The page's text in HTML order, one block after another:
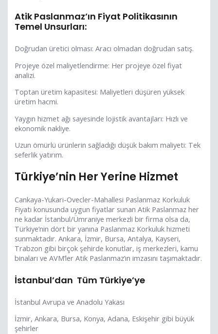
Atik Paslanmaz’ın Fiyat Politikasının
Temel Unsurları:
Doğrudan üretici olması: Aracı olmadan doğrudan satış.
Projeye özel maliyetlendirme: Her projeye özel fiyat
analizi.
Toptan üretim kapasitesi: Maliyetleri düşüren yüksek
üretim hacmi.
Yaygın hizmet ağı sayesinde lojistik avantajları: Hızlı ve
ekonomik nakliye.
Uzun ömürlü ürünlerin sağladığı düşük bakım maliyeti: Tek
seferlik yatırım.
Türkiye’nin Her Yerine Hizmet
Cankaya-Yukari-Ovecler-Mahallesi Paslanmaz Korkuluk
Fiyatı konusunda uygun fiyatlar sunan Atik Paslanmaz her
ne kadar İstanbul/Ümraniye merkezli bir firma olsa da,
Türkiye’nin dört bir yanına Paslanmaz Korkuluk hizmeti
sunmaktadır. Ankara, İzmir, Bursa, Antalya, Kayseri,
Trabzon gibi birçok şehirde konutlar, iş merkezleri, kamu
binaları ve AVM’ler Atik Paslanmaz’ın imzasını taşımaktadır.
İstanbul’dan Tüm Türkiye’ye
İstanbul Avrupa ve Anadolu Yakası
İzmir, Ankara, Bursa, Konya, Adana, Eskişehir gibi büyük
şehirler